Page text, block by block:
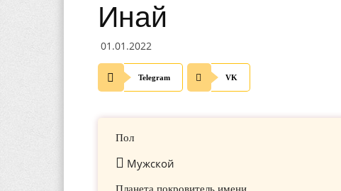
Инай
01.01.2022
Telegram VK
Пол
Мужской